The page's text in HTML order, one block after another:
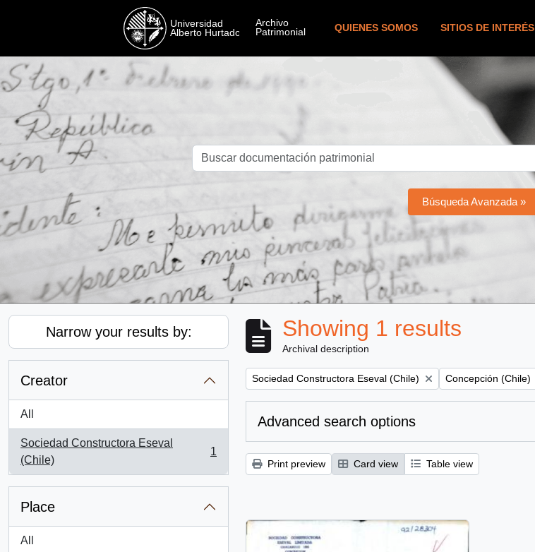
QUIENES SOMOS SITIOS DE INTERÉS
Búsqueda Avanzada »
Narrow your results by:
Creator
All
Sociedad Constructora Eseval
(Chile)
, 1 results
1
Place
All
Showing 1 results
Archival description
Remove filter:
Sociedad Constructora Eseval (Chile) Remove filter:
Concepción (Chile)
Advanced search options
Print preview Card view Table view